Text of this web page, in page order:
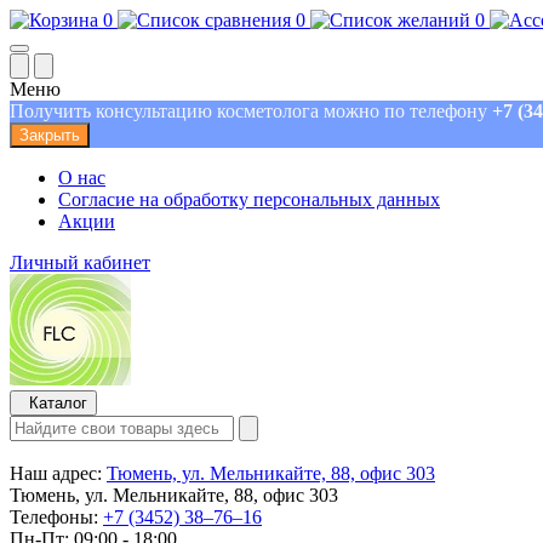
0 0 0
Меню
Получить консультацию косметолога можно по телефону +7
Закрыть
О нас
Согласие на обработку персональных данных
Акции
Личный кабинет
Каталог
Наш адрес: Тюмень, ул. Мельникайте, 88, офис 303
Тюмень, ул. Мельникайте, 88, офис 303
Телефоны: +7 (3452) 38‒76‒16
Пн-Пт: 09:00 - 18:00